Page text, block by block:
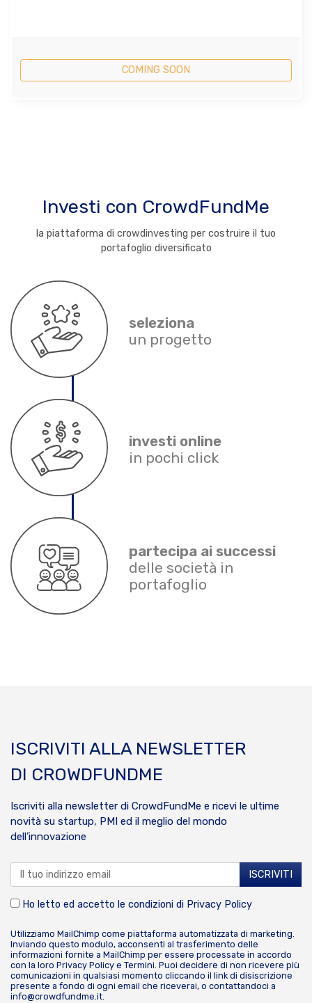
COMING SOON
Investi con CrowdFundMe
la piattaforma di crowdinvesting per costruire il tuo
portafoglio diversificato
seleziona
un progetto
investi online
in pochi click
partecipa ai successi
delle società in
portafoglio
ISCRIVITI ALLA NEWSLETTER
DI CROWDFUNDME
Iscriviti alla newsletter di CrowdFundMe e ricevi le ultime
novità su startup, PMI ed il meglio del mondo
dell’innovazione
Ho letto ed accetto le condizioni di Privacy Policy
Utilizziamo MailChimp come piattaforma automatizzata di marketing.
Inviando questo modulo, acconsenti al trasferimento delle
informazioni fornite a MailChimp per essere processate in accordo
con la loro Privacy Policy e Termini. Puoi decidere di non ricevere più
comunicazioni in qualsiasi momento cliccando il link di disiscrizione
presente a fondo di ogni email che riceverai, o contattandoci a
info@crowdfundme.it.